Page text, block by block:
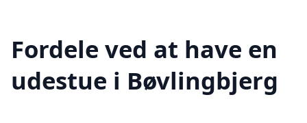
Fordele ved at have en
udestue i Bøvlingbjerg